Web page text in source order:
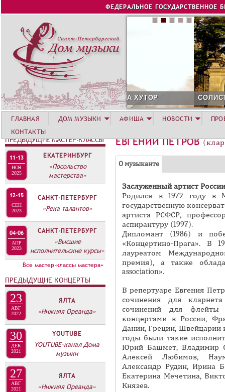
Jump to navigation
ФЕДЕРАЛЬНОЕ ГОСУДАРСТВЕННОЕ
СОЛИСТ АВГУСТА 2026 -
ЕВГЕНИЙ ПЕТРОВ
Г
П
П
Л
Д
И
П
О
О музыканте(
а
к
т
и
в
н
а
я
в
л
а
д
к
а
Заслуженный артист
Родился в 1972 году в
государственную
артиста РСФСР,
аспирантуру (1997).
Дипломант (1986) и
«Концертино-Прага». В
лауреатом
премия), а также
association».
В репертуаре Евгения
сочинения для
сочинений для флейты
концертами в России,
Дании, Греции, Швейцарии
годы были такие
Юрий Башмет, Владимир
Алексей Любимов,
Александр Рудин, Ирина
Екатерина Мечетина,
Князев.
ГЛАВНАЯ ДОМ МУЗЫКИ АФИША НОВОСТИ
КОНТАКТЫ
ПРЕДЫДУЩИЕ МАСТЕР-КЛАССЫ
11-13
НОЯ
2025
ЕКАТЕРИНБУРГ
«Посольство
мастерства»
12-15
СЕН
2023
САНКТ-ПЕТЕРБУРГ
«Река талантов»
04-06
АПР
2023
САНКТ-ПЕТЕРБУРГ
«Высшие
исполнительские курсы»
Все мастер-классы мастера»
ПРЕДЫДУЩИЕ КОНЦЕРТЫ
23
АВГ
2022
ЯЛТА
«Нижняя Ореанда»
30
ДЕК
2021
YOUTUBE
YOUTUBE-канал Дома
музыки
27
АВГ
2021
ЯЛТА
«Нижняя Ореанда»